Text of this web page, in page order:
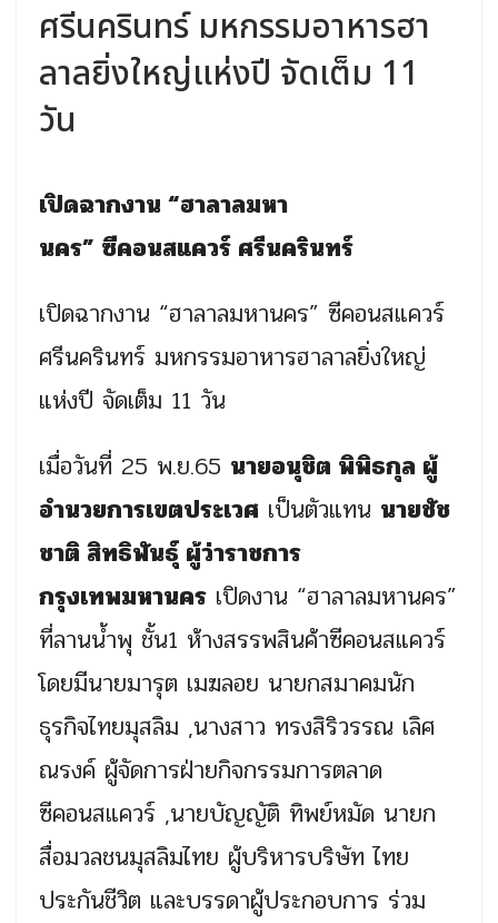
ศรีนครินทร์ มหกรรมอาหารฮา
ลาลยิ่งใหญ่แห่งปี จัดเต็ม 11
วัน
เปิดฉากงาน “ฮาลาลมหา
นคร” ซีคอนสแควร์ ศรีนครินทร์
เปิดฉากงาน “ฮาลาลมหานคร” ซีคอนสแควร์
ศรีนครินทร์ มหกรรมอาหารฮาลาลยิ่งใหญ่
แห่งปี จัดเต็ม 11 วัน
เมื่อวันที่ 25 พ.ย.65 นายอนุชิต พิพิธกุล ผู้
อำนวยการเขตประเวศ เป็นตัวแทน นายชัช
ชาติ สิทธิพันธุ์ ผู้ว่าราชการ
กรุงเทพมหานคร เปิดงาน “ฮาลาลมหานคร”
ที่ลานน้ำพุ ชั้น1 ห้างสรรพสินค้าซีคอนสแควร์
โดยมีนายมารุต เมฆลอย นายกสมาคมนัก
ธุรกิจไทยมุสลิม ,นางสาว ทรงสิริวรรณ เลิศ
ณรงค์ ผู้จัดการฝ่ายกิจกรรมการตลาด
ซีคอนสแควร์ ,นายบัญญัติ ทิพย์หมัด นายก
สื่อมวลชนมุสลิมไทย ผู้บริหารบริษัท ไทย
ประกันชีวิต และบรรดาผู้ประกอบการ ร่วม